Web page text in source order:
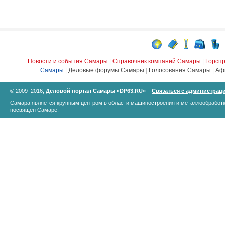
Новости и события Самары Справочник компаний Самары
Самары
Деловые форумы Самары Голосования Самары
© 2009–2016, Деловой портал Самары «DP63.RU»
Связаться с
Самара является крупным центром в области машиностроения и
посвящен Самаре.